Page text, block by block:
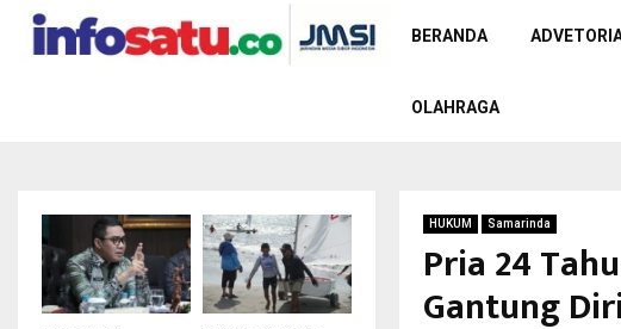
BERANDA
OLAHRAGA
HUKUM Samarinda
Pria 24
Gantung